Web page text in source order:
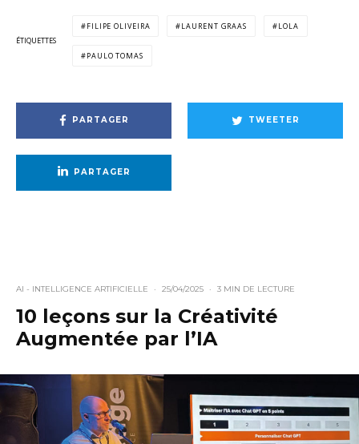
ÉTIQUETTES
FILIPE OLIVEIRA LAURENT GRAAS LOLA
PAULO TOMAS
PARTAGER TWEETER
PARTAGER
AI - INTELLIGENCE ARTIFICIELLE · 25/04/2025 · 3 MIN DE LECTURE
10 leçons sur la Créativité
Augmentée par l’IA